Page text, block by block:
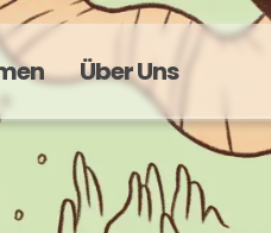
Über Uns